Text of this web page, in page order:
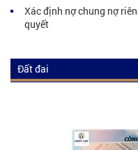
Xác định nợ chung nợ
quyết
Đất đai
Kiến thức luật đất đai